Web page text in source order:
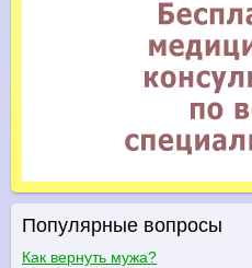
Популярные вопросы
Как вернуть мужа?